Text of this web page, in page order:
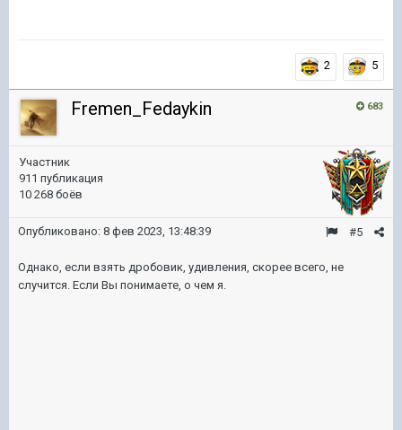
2 5
683
Fremen_Fedaykin
Участник
911 публикация
10 268 боёв
#5
Опубликовано: 8 фев 2023, 13:48:39
Однако, если взять дробовик, удивления, скорее всего, не
случится. Если Вы понимаете, о чем я.